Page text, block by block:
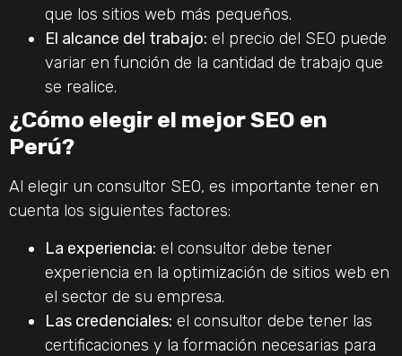
que los sitios web más pequeños.
El alcance del trabajo: el precio del SEO puede
variar en función de la cantidad de trabajo que
se realice.
¿Cómo elegir el mejor SEO en
Perú?
Al elegir un consultor SEO, es importante tener en
cuenta los siguientes factores:
La experiencia: el consultor debe tener
experiencia en la optimización de sitios web en
el sector de su empresa.
Las credenciales: el consultor debe tener las
certificaciones y la formación necesarias para